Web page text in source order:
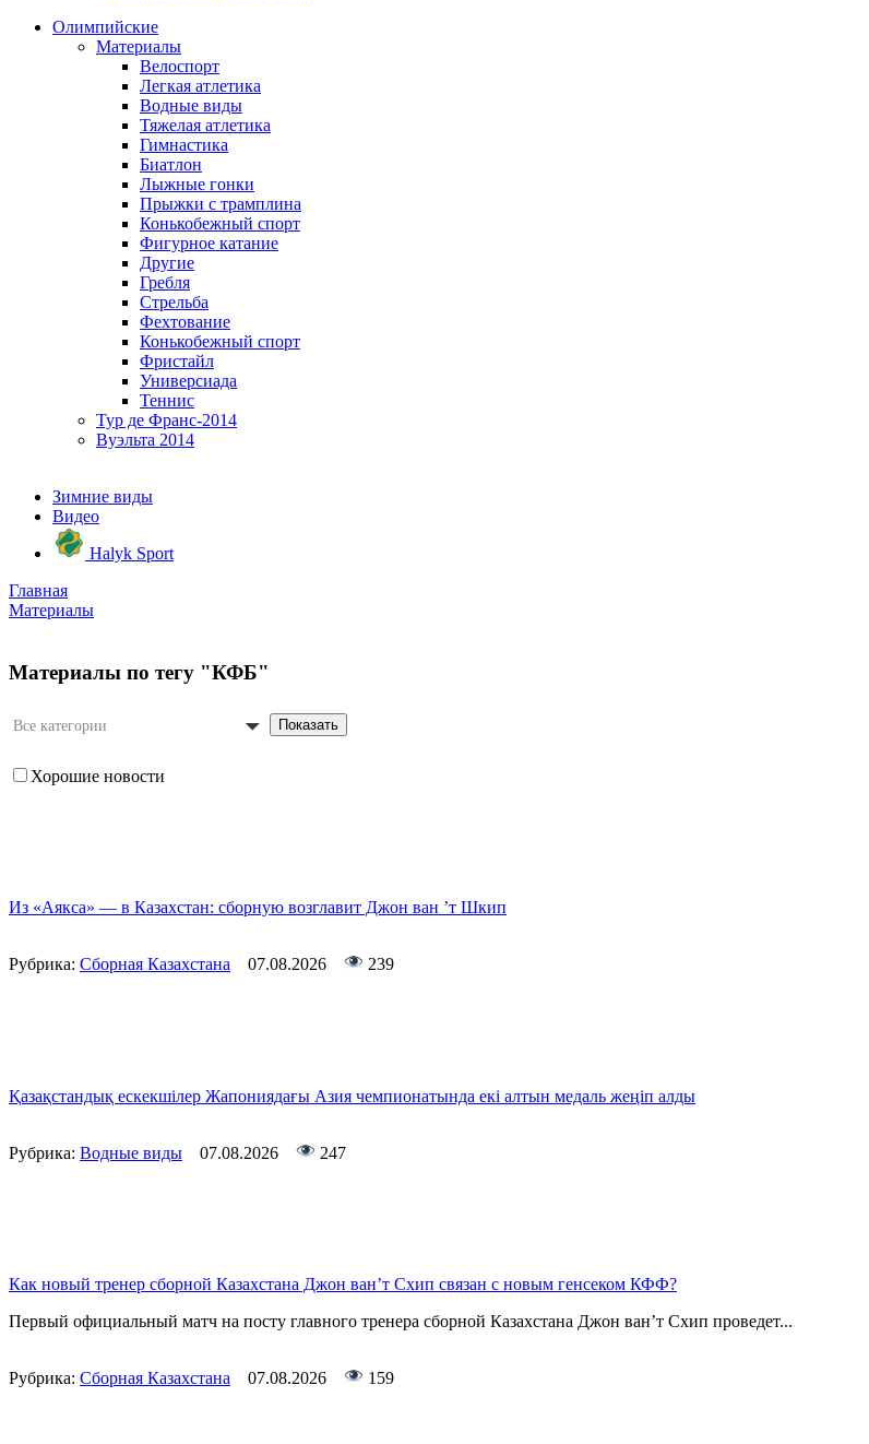
Олимпийские
Материалы
Велоспорт
Легкая атлетика
Водные виды
Тяжелая атлетика
Гимнастика
Биатлон
Лыжные гонки
Прыжки с трамплина
Конькобежный спорт
Фигурное катание
Другие
Гребля
Стрельба
Фехтование
Конькобежный спорт
Фристайл
Универсиада
Теннис
Тур де Франс-2014
Вуэльта 2014
Зимние виды
Видео
Halyk Sport
Главная
Материалы
Материалы по тегу "КФБ"
Все категории Показать
Хорошие новости
Из «Аякса» — в Казахстан: сборную возглавит Джон ван ’т Шкип
Рубрика: Сборная Казахстана 07.08.2026 239
Қазақстандық ескекшілер Жапониядағы Азия чемпионатында екі алтын медаль жеңіп алды
Рубрика: Водные виды 07.08.2026 247
Как новый тренер сборной Казахстана Джон ван’т Схип связан с новым генсеком КФФ?
Первый официальный матч на посту главного тренера сборной Казахстана Джон ван’т Схип проведет...
Рубрика: Сборная Казахстана 07.08.2026 159